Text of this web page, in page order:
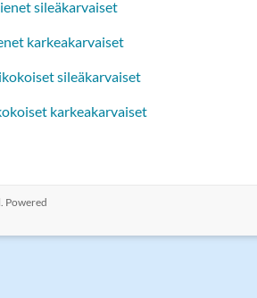
sileäkarvaiset
karkeakarvaiset
sileäkarvaiset
karkeakarvaiset
Powered